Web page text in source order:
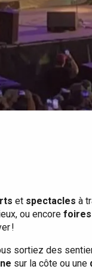
l'agenda
Quand il pleut
les enfants
Entre amis
branchés
brunch
Restaurants avec vue
en bord de
en train
et spectacles à
ou encore foires
!
sortiez des
sur la côte ou une